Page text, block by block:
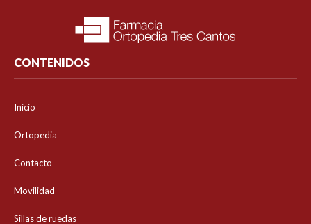
CONTENIDOS
Inicio
Ortopedia
Contacto
Movilidad
Sillas de ruedas